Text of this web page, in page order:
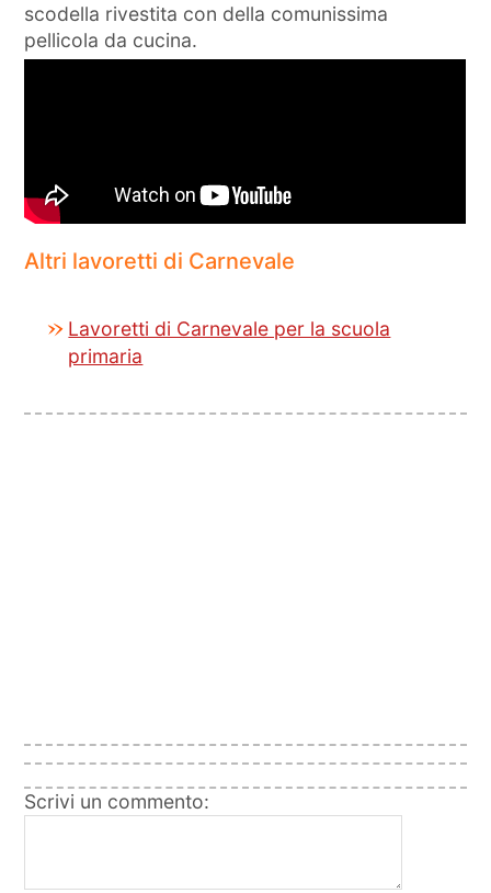
scodella rivestita con della comunissima
pellicola da cucina.
Altri lavoretti di Carnevale
Lavoretti di Carnevale per la scuola
primaria
Scrivi un commento: